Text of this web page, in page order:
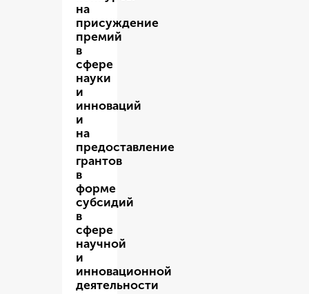
на
присуждение
премий
в
сфере
науки
и
инноваций
и
на
предоставление
грантов
в
форме
субсидий
в
сфере
научной
и
инновационной
деятельности